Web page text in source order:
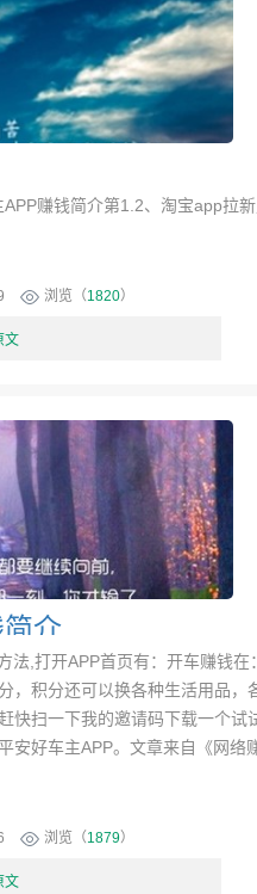
赚钱简介第1.2、淘宝app拉
浏览（1820）
文
介
法,打开APP首页有：开车赚钱在
，积分还可以换各种生活用品，
快扫一下我的邀请码下载一个试
安好车主APP。文章来自《网络
浏览（1879）
文